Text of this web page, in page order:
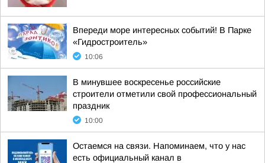
Впереди море интересных событий! В Парке
«Гидростроитель»
10:06
В минувшее воскресенье российские
строители отметили свой профессиональный
праздник
10:00
Остаемся на связи. Напоминаем, что у нас
есть официальный канал в